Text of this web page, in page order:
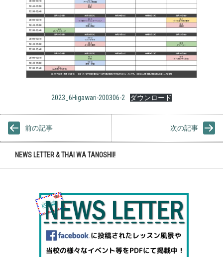
2023_6Higawari-200306-2 ダウンロード
前の記事 次の記事
NEWS LETTER & THAI WA TANOSHII!